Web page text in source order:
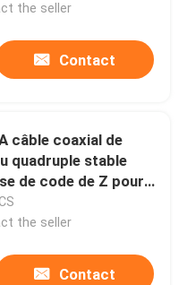
the seller
Contact
câble coaxial de
quadruple stable
de code de Z pour
the seller
Contact